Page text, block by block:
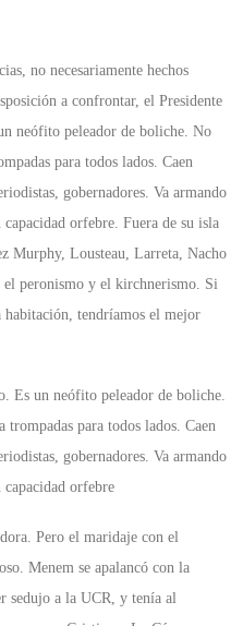
no necesariamente hechos
a confrontar, el Presidente
neófito peleador de boliche. No
para todos lados. Caen
gobernadores. Va armando
orfebre. Fuera de su isla
Murphy, Lousteau, Larreta, Nacho
el peronismo y el kirchnerismo. Si
habitación, tendríamos el mejor
Es un neófito peleador de boliche.
para todos lados. Caen
gobernadores. Va armando
orfebre
Pero el maridaje con el
Menem se apalancó con la
sedujo a la UCR, y tenía al